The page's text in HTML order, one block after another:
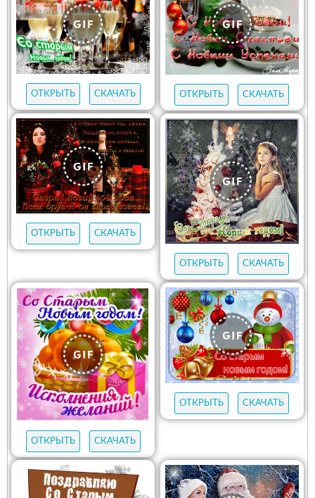
ОТКРЫТЬ СКАЧАТЬ ОТКРЫТЬ СКАЧАТЬ
ОТКРЫТЬ СКАЧАТЬ
ОТКРЫТЬ СКАЧАТЬ
ОТКРЫТЬ СКАЧАТЬ
ОТКРЫТЬ СКАЧАТЬ